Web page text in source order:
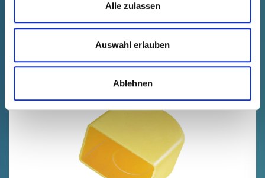
Alle zulassen
Auswahl erlauben
Ablehnen
Próbka
Ilość (szt.)